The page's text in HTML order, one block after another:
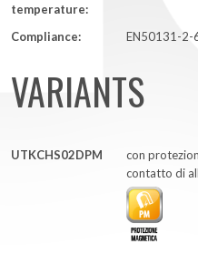
temperature:
Compliance: EN50131-2-
VARIANTS
UTKCHS02DPM
con
contatto di